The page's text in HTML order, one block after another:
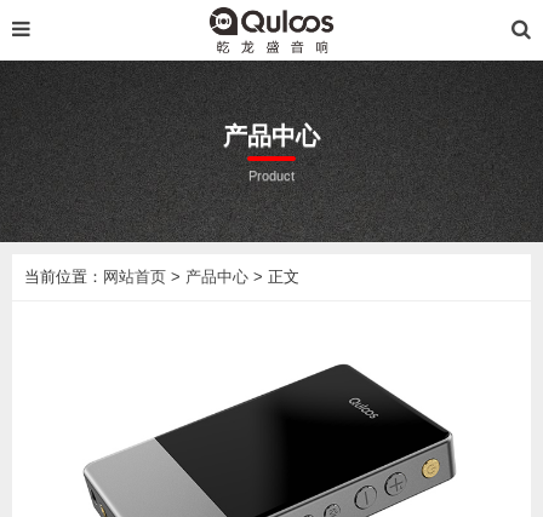
产品中心
Product
当前位置： 网站首页 > 产品中心 > 正文